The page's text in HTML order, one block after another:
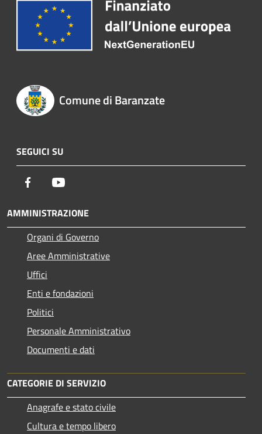
Comune di Baranzate
SEGUICI SU
Facebook
AMMINISTRAZIONE
Organi di Governo
Aree Amministrative
Uffici
Enti e fondazioni
Politici
Personale Amministrativo
Documenti e dati
CATEGORIE DI SERVIZIO
Anagrafe e stato civile
Cultura e tempo libero